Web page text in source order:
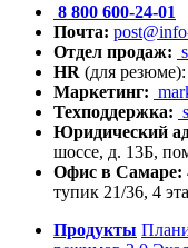
8 800 600-24-01
Почта:
Отдел продаж:
HR (для резюме):
Маркетинг:
Техподдержка:
Юридический
шоссе, д. 13Б,
Офис в Самаре:
тупик 21/36, 4
Продукты